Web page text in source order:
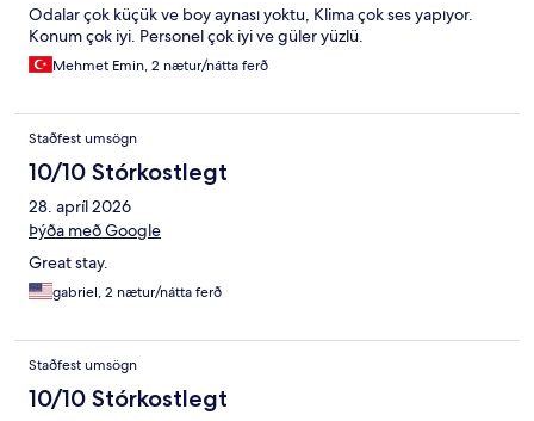
Odalar çok küçük ve boy aynası yoktu, Klima çok ses yapıyor.
Konum çok iyi. Personel çok iyi ve güler yüzlü.
Mehmet Emin, 2 nætur/nátta ferð
Staðfest umsögn
10/10 Stórkostlegt
28. apríl 2026
Þýða með Google
Great stay.
gabriel, 2 nætur/nátta ferð
Staðfest umsögn
10/10 Stórkostlegt